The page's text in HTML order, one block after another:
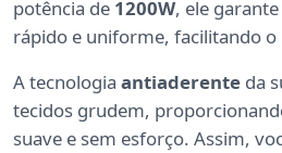
potência de 1200W, ele
rápido e uniforme, facilitando o
A tecnologia antiaderente da
tecidos grudem,
suave e sem esforço. Assim,